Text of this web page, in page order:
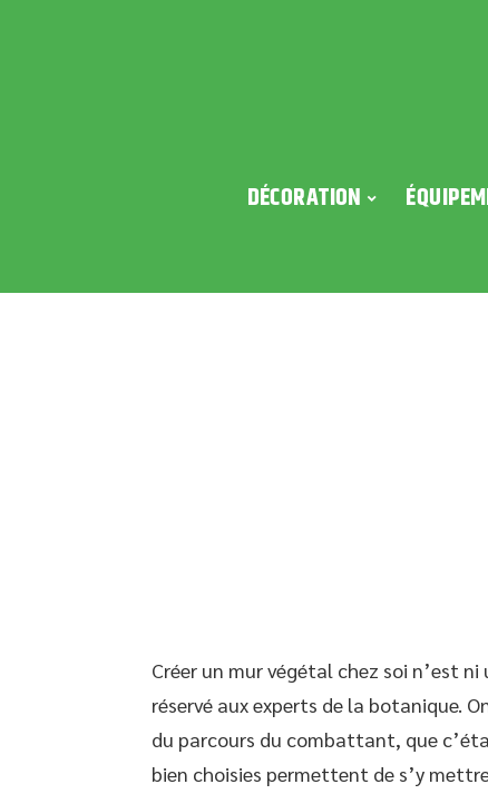
DÉCORATION
Créer un mur végétal chez soi n’est
réservé aux experts de la botanique.
du parcours du combattant, que
bien choisies permettent de s’y